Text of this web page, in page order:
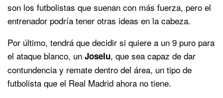
son los futbolistas que suenan con más fuerza, pero el
entrenador podría tener otras ideas en la cabeza.
Por último, tendrá que decidir si quiere a un 9 puro para
el ataque blanco, un Joselu, que sea capaz de dar
contundencia y remate dentro del área, un tipo de
futbolista que el Real Madrid ahora no tiene.